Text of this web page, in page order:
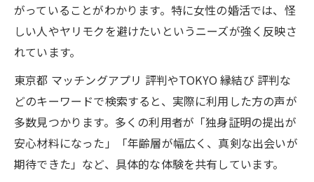
がっていることがわかります。特に女性の婚活では、怪
しい人やヤリモクを避けたいというニーズが強く反映さ
れています。
東京都 マッチングアプリ 評判やTOKYO 縁結び 評判な
どのキーワードで検索すると、実際に利用した方の声が
多数見つかります。多くの利用者が「独身証明の提出が
安心材料になった」「年齢層が幅広く、真剣な出会いが
期待できた」など、具体的な体験を共有しています。